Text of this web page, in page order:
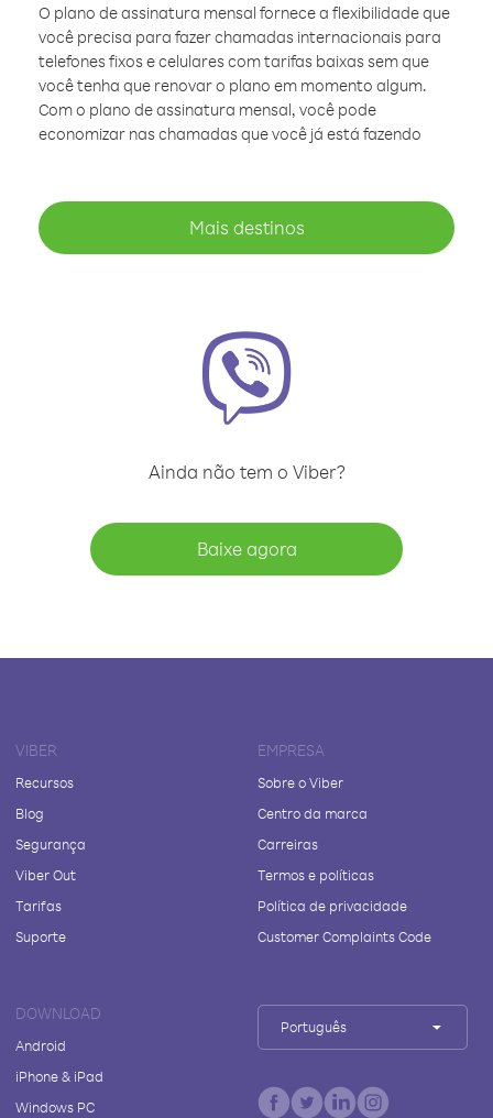
O plano de assinatura mensal fornece a flexibilidade que
você precisa para fazer chamadas internacionais para
telefones fixos e celulares com tarifas baixas sem que
você tenha que renovar o plano em momento algum.
Com o plano de assinatura mensal, você pode
economizar nas chamadas que você já está fazendo
Mais destinos
Ainda não tem o Viber?
Baixe agora
VIBER
Recursos
Blog
Segurança
Viber Out
Tarifas
Suporte
EMPRESA
Sobre o Viber
Centro da marca
Carreiras
Termos e políticas
Política de privacidade
Customer Complaints Code
DOWNLOAD
Android
iPhone & iPad
Windows PC
Português